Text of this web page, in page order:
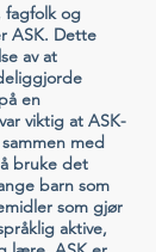
fagfolk og
ASK. Dette
av at
en
viktig at ASK-
med
bruke det
barn som
som gjør
aktive,